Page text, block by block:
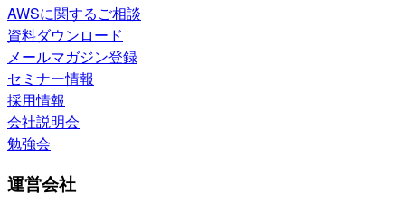
AWSに関するご相談
資料ダウンロード
メールマガジン登録
セミナー情報
採用情報
会社説明会
勉強会
運営会社